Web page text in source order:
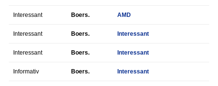
Interessant Boers. AMD
Interessant Boers. Interessant
Interessant Boers. Interessant
Informativ Boers. Interessant